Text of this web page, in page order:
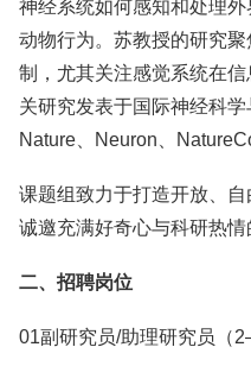
神经系统如何感知和处理
动物行为。苏教授的研究
制，尤其关注感觉系统在
关研究发表于国际神经科
Nature、Neuron、
课题组致力于打造开放、自
诚邀充满好奇心与科研热情
二、招聘岗位
01副研究员/助理研究员（